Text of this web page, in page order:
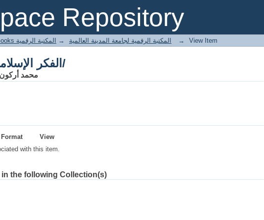
Repository
الفكر الإسلامي نقد واجتهاد/
E-Books المكتبة الرقمية لجامعة المدينة العالمية → المكتبة الرقمية → View Item
الفكر الإسلامي نقد واجتهاد/
محمد
Format
View
with this item.
the following Collection(s)